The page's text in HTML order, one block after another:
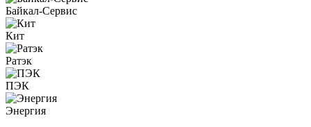
Байкал-Сервис
Кит
Ратэк
ПЭК
Энергия